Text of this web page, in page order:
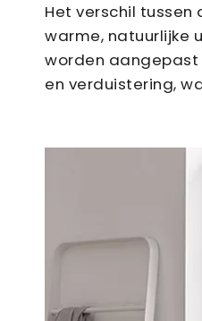
Het verschil
warme, natuurlijke
worden aangepast
en verduistering,